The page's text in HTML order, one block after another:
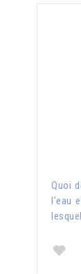
Quoi
l’eau